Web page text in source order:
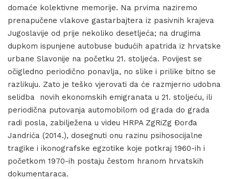
domaće kolektivne memorije. Na prvima naziremo
prenapučene vlakove gastarbajtera iz pasivnih krajeva
Jugoslavije od prije nekoliko desetljeća; na drugima
dupkom ispunjene autobuse budućih apatrida iz hrvatske
urbane Slavonije na početku 21. stoljeća. Povijest se
očigledno periodično ponavlja, no slike i prilike bitno se
razlikuju. Zato je teško vjerovati da će razmjerno udobna
selidba novih ekonomskih emigranata u 21. stoljeću, ili
periodična putovanja automobilom od grada do grada
radi posla, zabilježena u videu HRPA ZgRiZg Đorđa
Jandrića (2014.), dosegnuti onu razinu psihosocijalne
tragike i ikonografske egzotike koje potkraj 1960-ih i
početkom 1970-ih postaju čestom hranom hrvatskih
dokumentaraca.